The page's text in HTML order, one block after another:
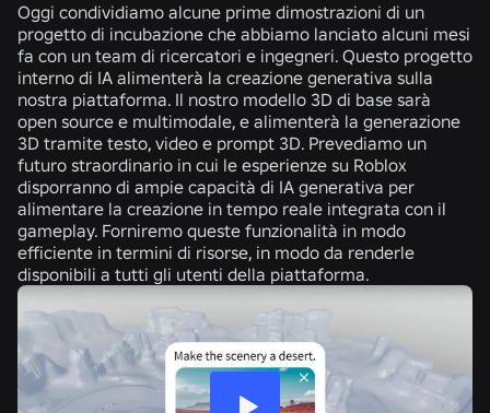
Oggi condividiamo alcune prime dimostrazioni di un
progetto di incubazione che abbiamo lanciato alcuni mesi
fa con un team di ricercatori e ingegneri. Questo progetto
interno di IA alimenterà la creazione generativa sulla
nostra piattaforma. Il nostro modello 3D di base sarà
open source e multimodale, e alimenterà la generazione
3D tramite testo, video e prompt 3D. Prevediamo un
futuro straordinario in cui le esperienze su Roblox
disporranno di ampie capacità di IA generativa per
alimentare la creazione in tempo reale integrata con il
gameplay. Forniremo queste funzionalità in modo
efficiente in termini di risorse, in modo da renderle
disponibili a tutti gli utenti della piattaforma.